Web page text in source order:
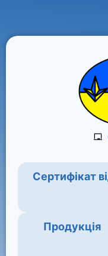
Сертифікат
Продукція